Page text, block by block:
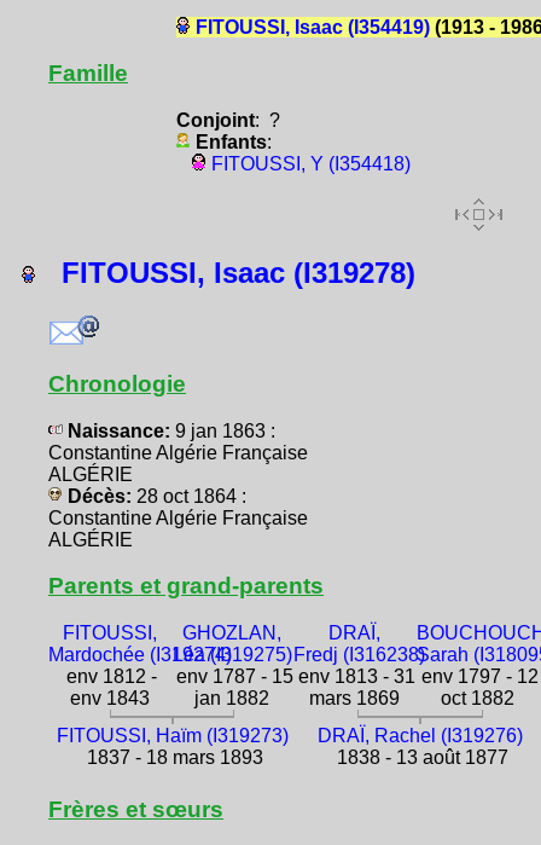
FITOUSSI, Isaac (I354419)(1913 -
Famille
Conjoint: ?
Enfants:
FITOUSSI, Y (I354418)
FITOUSSI, Isaac (I319278)
Chronologie
Naissance: 9 jan 1863 :
Constantine Algérie Française
ALGÉRIE
Décès: 28 oct 1864 :
Constantine Algérie Française
ALGÉRIE
Parents et grand-parents
FITOUSSI,
Mardochée (I319274)
env 1812 -
env 1843
GHOZLAN,
Léa (I319275)
env 1787 - 15
jan 1882
DRAÏ,
Fredj (I316238)
env 1813 - 31
mars 1869
Sarah
env 1797 - 12
oct 1882
FITOUSSI, Haïm (I319273)
1837 - 18 mars 1893
DRAÏ, Rachel (I319276)
1838 - 13 août 1877
Frères et sœurs